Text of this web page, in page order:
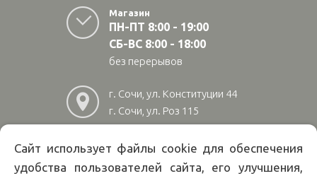
Магазин
ПН-ПТ 8:00 - 19:00
СБ-ВС 8:00 - 18:00
без перерывов
г. Сочи, ул. Конституции 44
г. Сочи, ул. Роз 115
г. Адлер, ул Авиационная
28/10
Сайт использует файлы cookie для обеспечения
удобства пользователей сайта, его улучшения,